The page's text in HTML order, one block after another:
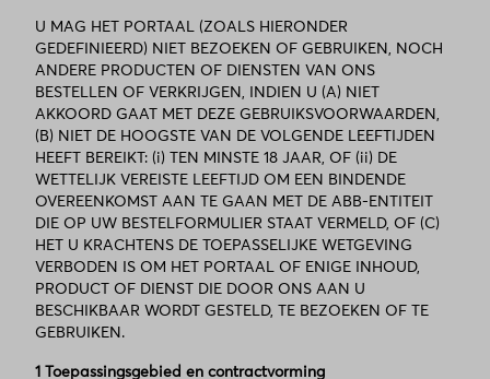
U MAG HET PORTAAL (ZOALS HIERONDER
GEDEFINIEERD) NIET BEZOEKEN OF GEBRUIKEN, NOCH
ANDERE PRODUCTEN OF DIENSTEN VAN ONS
BESTELLEN OF VERKRIJGEN, INDIEN U (A) NIET
AKKOORD GAAT MET DEZE GEBRUIKSVOORWAARDEN,
(B) NIET DE HOOGSTE VAN DE VOLGENDE LEEFTIJDEN
HEEFT BEREIKT: (i) TEN MINSTE 18 JAAR, OF (ii) DE
WETTELIJK VEREISTE LEEFTIJD OM EEN BINDENDE
OVEREENKOMST AAN TE GAAN MET DE ABB-ENTITEIT
DIE OP UW BESTELFORMULIER STAAT VERMELD, OF (C)
HET U KRACHTENS DE TOEPASSELIJKE WETGEVING
VERBODEN IS OM HET PORTAAL OF ENIGE INHOUD,
PRODUCT OF DIENST DIE DOOR ONS AAN U
BESCHIKBAAR WORDT GESTELD, TE BEZOEKEN OF TE
GEBRUIKEN.
1 Toepassingsgebied en contractvorming